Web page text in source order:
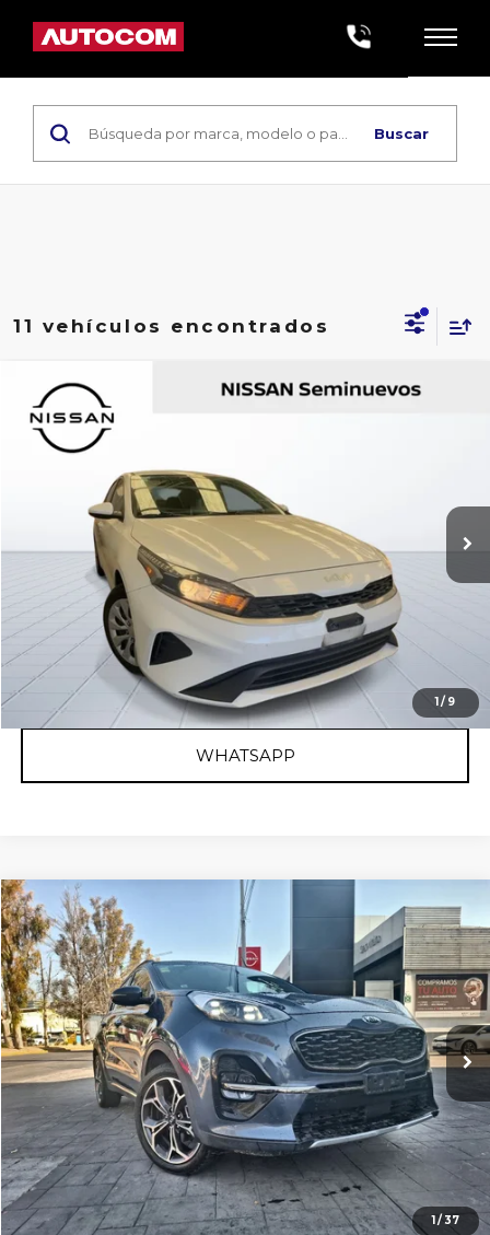
Buscar
11 vehículos encontrados
1/ 9
2022 KIA FORTE L IVT
Nissan Autocom Morelia Madero
Disponible 93,386 km Int.
$262,900
RESERVAR AUTO
OBTÉN FINANCIAMIENTO
CLICK TO CALL
WHATSAPP
Comparar vehículo
1 /37
2022KIA SPORTAGESXL
KIA Bajío
Valores:398198
Disponible 88,034 km Ext. Int.
Precio:
$415,000
RESERVAR AUTO
OBTÉN FINANCIAMIENTO
CLICK TO CALL
Comparar vehículo